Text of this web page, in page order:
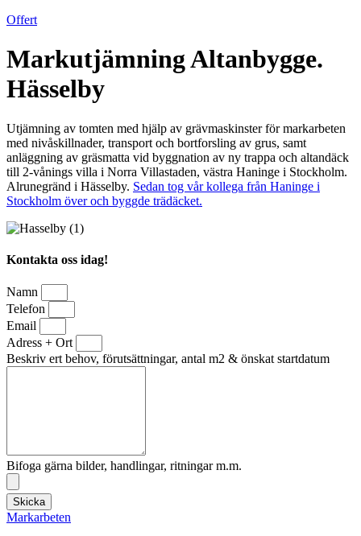
Offert
Markutjämning Altanbygge.
Hässelby
Utjämning av tomten med hjälp av grävmaskinster för markarbeten
med nivåskillnader, transport och bortforsling av grus, samt
anläggning av gräsmatta vid byggnation av ny trappa och altandäck
till 2-vånings villa i Norra Villastaden, västra Haninge i Stockholm.
Alrunegränd i Hässelby. Sedan tog vår kollega från Haninge i
Stockholm över och byggde trädäcket.
Kontakta oss idag!
Namn
Telefon
Email
Adress + Ort
Beskriv ert behov, förutsättningar, antal m2 & önskat startdatum
Bifoga gärna bilder, handlingar, ritningar m.m.
Skicka
Markarbeten